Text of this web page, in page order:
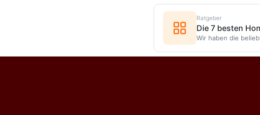
Ratgeber
Die 7 besten
Wir haben die